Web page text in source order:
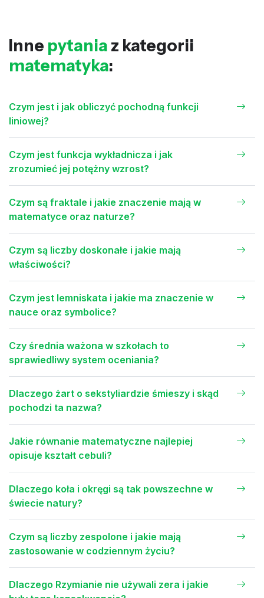
Inne pytania z kategorii
matematyka:
Czym jest i jak obliczyć pochodną funkcji
liniowej?
Czym jest funkcja wykładnicza i jak
zrozumieć jej potężny wzrost?
Czym są fraktale i jakie znaczenie mają w
matematyce oraz naturze?
Czym są liczby doskonałe i jakie mają
właściwości?
Czym jest lemniskata i jakie ma znaczenie w
nauce oraz symbolice?
Czy średnia ważona w szkołach to
sprawiedliwy system oceniania?
Dlaczego żart o sekstyliardzie śmieszy i skąd
pochodzi ta nazwa?
Jakie równanie matematyczne najlepiej
opisuje kształt cebuli?
Dlaczego koła i okręgi są tak powszechne w
świecie natury?
Czym są liczby zespolone i jakie mają
zastosowanie w codziennym życiu?
Dlaczego Rzymianie nie używali zera i jakie